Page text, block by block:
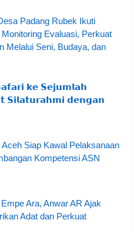
Padang Rubek Ikuti
Evaluasi, Perkuat
Melalui Seni, Budaya, dan
𝗸𝗲 𝗦𝗲𝗷𝘂𝗺𝗹𝗮𝗵
𝗦𝗶𝗹𝗮𝘁𝘂𝗿𝗮𝗵𝗺𝗶 𝗱𝗲𝗻𝗴𝗮𝗻
Siap Kawal Pelaksanaan
Kompetensi ASN
Ara, Anwar AR Ajak
Adat dan Perkuat